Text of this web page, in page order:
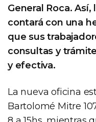
General Roca.
contará con una
que sus
consultas y
y efectiva.
La nueva oficina
Bartolomé Mitre